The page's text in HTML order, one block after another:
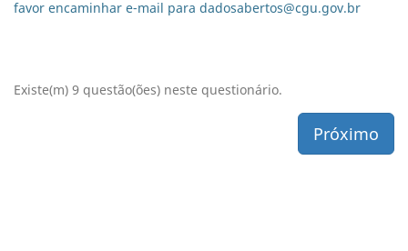
favor encaminhar e-mail para dadosabertos@cgu.gov.br
Existe(m) 9 questão(ões) neste questionário.
Próximo